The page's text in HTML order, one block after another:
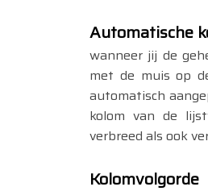
Automatische
wanneer jij de
met de muis op
automatisch
kolom van de
verbreed als ook
Kolomvolgorde